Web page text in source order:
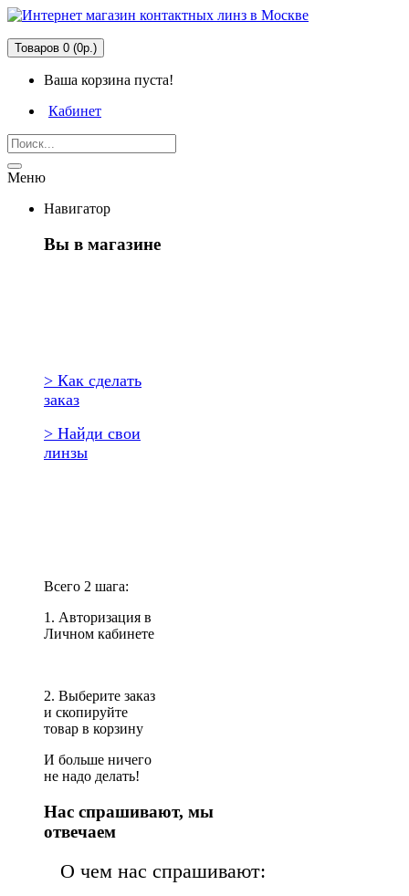
Товаров 0 (0р.)
Ваша корзина пуста!
Кабинет
Меню
Навигатор
Вы в магазине
> Как сделать
заказ
> Найди свои
линзы
Всего 2 шага:
1. Авторизация в
Личном кабинете
2. Выберите заказ
и скопируйте
товар в корзину
И больше ничего
не надо делать!
Нас спрашивают, мы
отвечаем
О чем нас спрашивают: